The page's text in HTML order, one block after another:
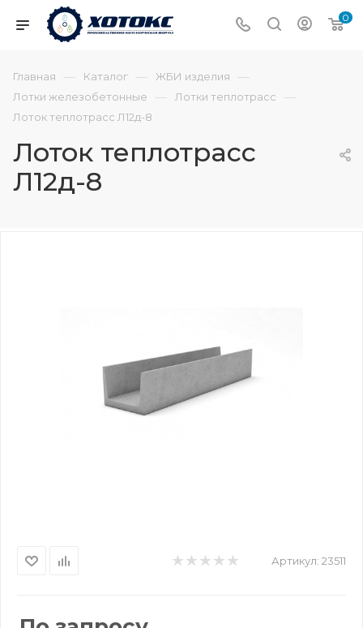
0
Главная — Каталог — ЖБИ изделия —
Лотки железобетонные — Лотки теплотрасс —
Лоток теплотрасс Л12д-8
Лоток теплотрасс
Л12д-8
Артикул: 23511